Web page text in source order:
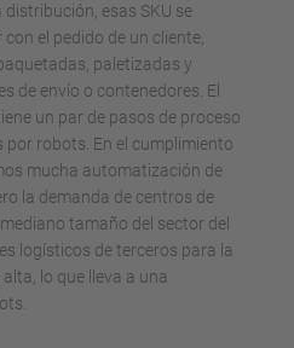
distribución, esas SKU se
el pedido de un cliente,
paletizadas y
de envío o contenedores. El
un par de pasos de proceso
por robots. En el cumplimiento
mucha automatización de
la demanda de centros de
tamaño del sector del
logísticos de terceros para la
lo que lleva a una